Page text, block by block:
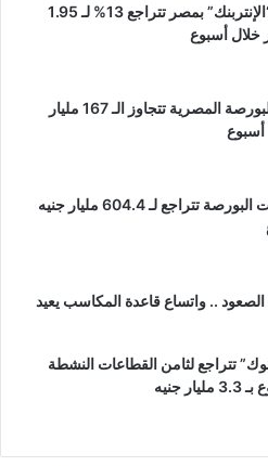
معاملات “الإنتربنك” بمصر تتراجع 13% لـ 1.95
خلال أسبوع
مكاسب البورصة المصرية تتجاوز الـ 167 مليار
أسبوع
قيم تداولات البورصة تتراجع لـ 604.4 مليار جنيه
.. واتساع قاعدة المكاسب يعيد
تتراجع لثامن القطاعات النشطة
جنيه